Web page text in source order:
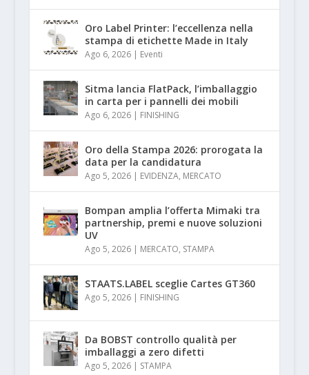
Oro Label Printer: l’eccellenza nella
stampa di etichette Made in Italy
Ago 6, 2026| Eventi
Sitma lancia FlatPack, l’imballaggio
in carta per i pannelli dei mobili
Ago 6, 2026| FINISHING
Oro della Stampa 2026: prorogata la
data per la candidatura
Ago 5, 2026| EVIDENZA, MERCATO
Bompan amplia l’offerta Mimaki tra
partnership, premi e nuove soluzioni
UV
Ago 5, 2026| MERCATO, STAMPA
STAATS.LABEL sceglie Cartes GT360
Ago 5, 2026| FINISHING
Da BOBST controllo qualità per
imballaggi a zero difetti
Ago 5, 2026| STAMPA